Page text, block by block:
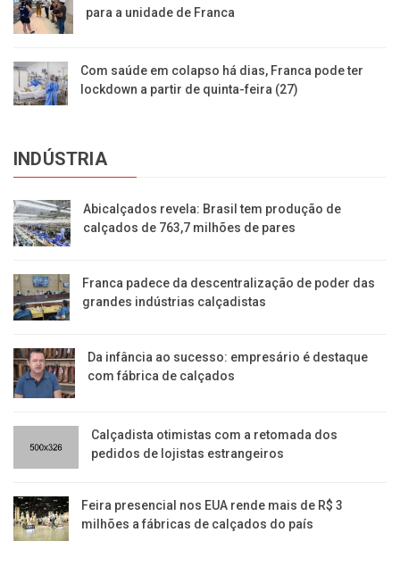
para a unidade de Franca
Com saúde em colapso há dias, Franca pode ter
lockdown a partir de quinta-feira (27)
INDÚSTRIA
Abicalçados revela: Brasil tem produção de
calçados de 763,7 milhões de pares
Franca padece da descentralização de poder das
grandes indústrias calçadistas
Da infância ao sucesso: empresário é destaque
com fábrica de calçados
Calçadista otimistas com a retomada dos
pedidos de lojistas estrangeiros
Feira presencial nos EUA rende mais de R$ 3
milhões a fábricas de calçados do país